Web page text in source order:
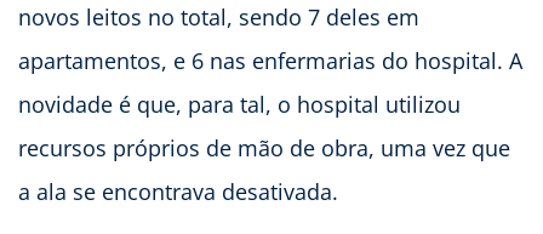
novos leitos no total, sendo 7 deles em
apartamentos, e 6 nas enfermarias do hospital. A
novidade é que, para tal, o hospital utilizou
recursos próprios de mão de obra, uma vez que
a ala se encontrava desativada.